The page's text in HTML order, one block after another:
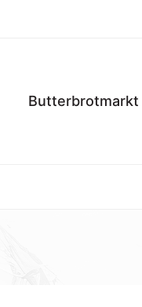
Butterbrotmarkt